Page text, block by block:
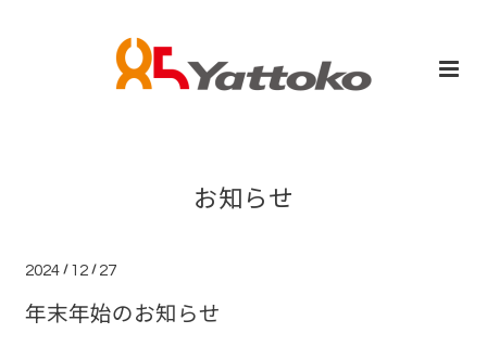
お知らせ
2024 / 12 / 27
年末年始のお知らせ